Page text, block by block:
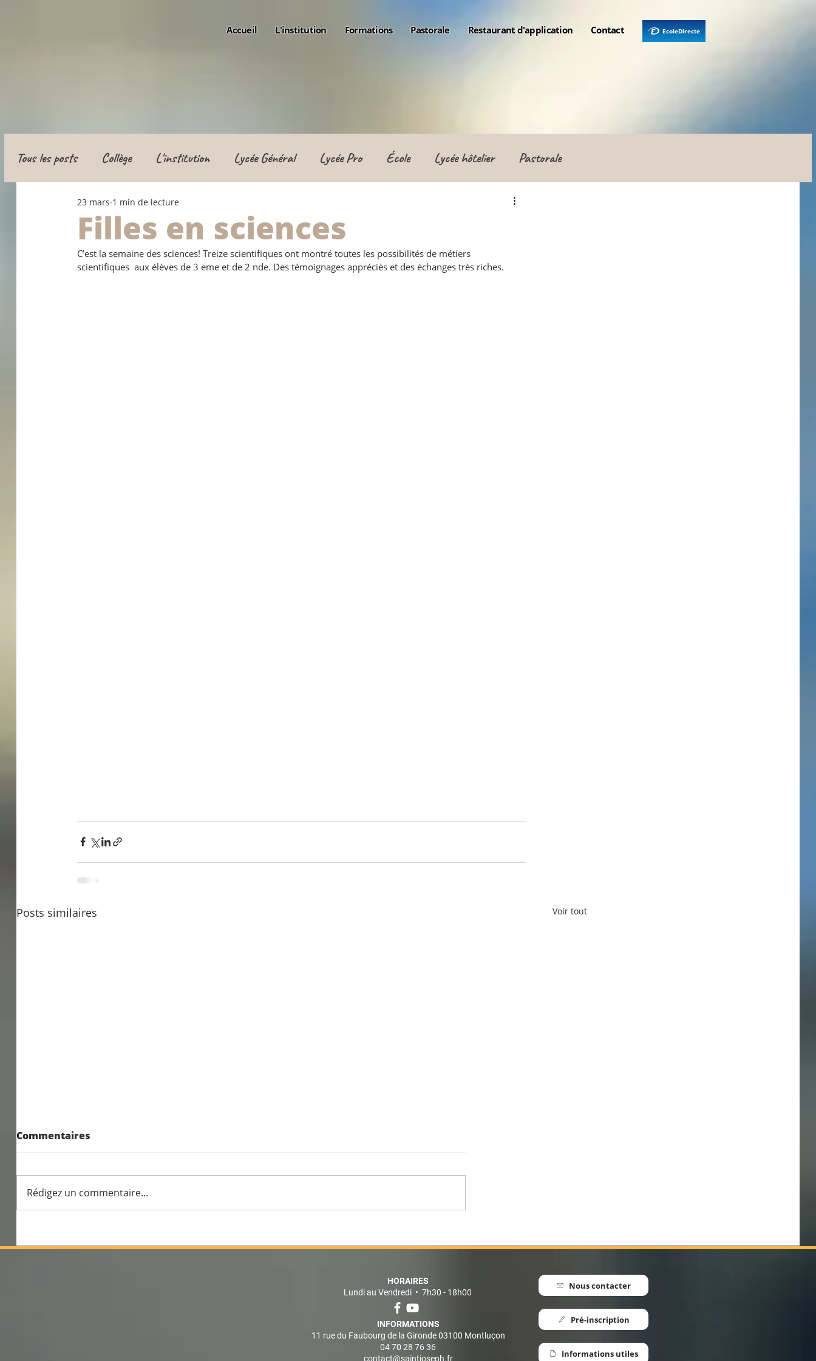
Accueil L'institution Formations Pastorale Restaurant d'application Contact EcoleDirecte
Tous les posts Collège L'institution Lycée Général Lycée Pro École Lycée hôtelier Pastorale
Classe de défense Apprentissage
Filles en sciences
23 mars 1 min de lecture
C’est la semaine des sciences! Treize scientifiques ont montré toutes les possibilités de métiers
scientifiques  aux élèves de 3 eme et de 2 nde. Des témoignages appréciés et des échanges très riches.
Posts similaires Voir tout
Résultats exceptionnels
professionel
english association for SI
Commentaires
Rédigez un commentaire...
HORAIRES
Lundi au Vendredi • 7h30 - 18h00
INFORMATIONS
11 rue du Faubourg de la Gironde 03100 Montluçon
04 70 28 76 36
contact@saintjoseph.fr
Nous contacter
Pré-inscription
Informations utiles